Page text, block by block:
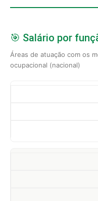
🎯 Salário por
Áreas de atuação com os
ocupacional (nacional)